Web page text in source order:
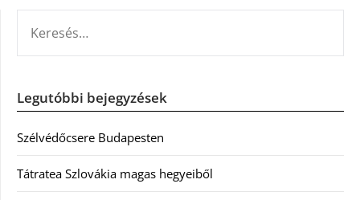
Legutóbbi bejegyzések
Szélvédőcsere Budapesten
Tátratea Szlovákia magas hegyeiből